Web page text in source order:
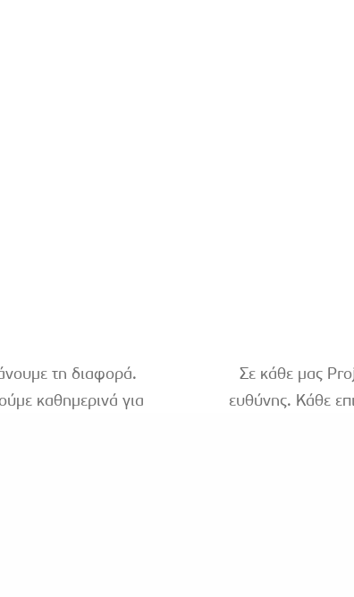
τη διαφορά.
καθημερινά για
Σε κάθε μας
ευθύνης. Κάθε